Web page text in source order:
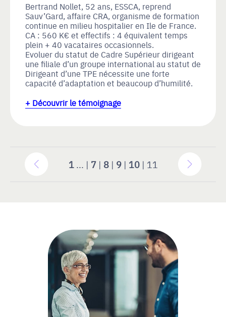
Bertrand Nollet, 52 ans, ESSCA, reprend
Sauv’Gard, affaire CRA, organisme de formation
continue en milieu hospitalier en Ile de France.
CA : 560 K€ et effectifs : 4 équivalent temps
plein + 40 vacataires occasionnels.
Evoluer du statut de Cadre Supérieur dirigeant
une filiale d’un groupe international au statut de
Dirigeant d’une TPE nécessite une forte
capacité d’adaptation et beaucoup d’humilité.
+ Découvrir le témoignage
1... | 7| 8| 9| 10| 11